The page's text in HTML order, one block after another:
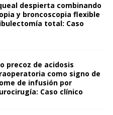
despierta combinando
y broncoscopia flexible
total: Caso
precoz de acidosis
como signo de
de infusión por
Caso clínico